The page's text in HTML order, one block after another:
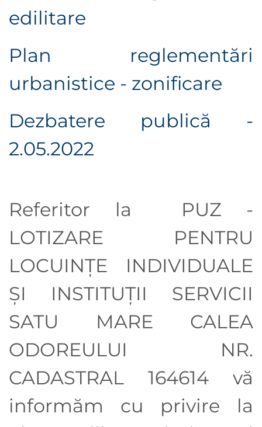
edilitare
Plan reglementări
urbanistice - zonificare
Dezbatere publică -
2.05.2022
Referitor la PUZ -
LOTIZARE PENTRU
LOCUINȚE INDIVIDUALE
ȘI INSTITUȚII SERVICII
SATU MARE CALEA
ODOREULUI NR.
CADASTRAL 164614 vă
informăm cu privire la